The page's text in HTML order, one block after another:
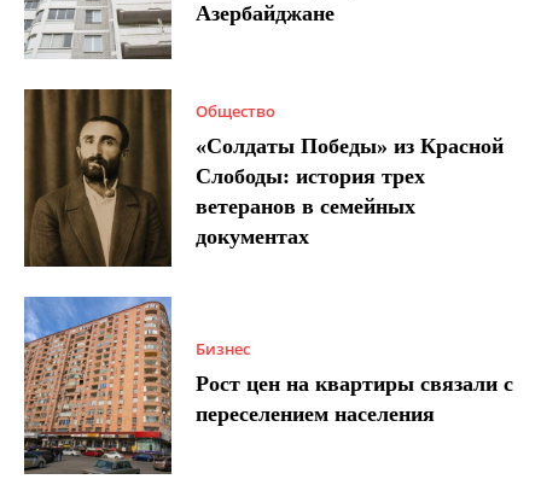
Азербайджане
Общество
«Солдаты Победы» из Красной
Слободы: история трех
ветеранов в семейных
документах
Бизнес
Рост цен на квартиры связали с
переселением населения